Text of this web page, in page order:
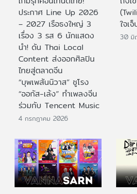
ประกาศ Line Up 2026
– 2027 เรือธงใหญ่ 3
เรื่อง 3 รส 6 นักแสดง
นำ! ดัน Thai Local
Content ส่งออกศิลปิน
ไทยสู่ตลาดจีน
“บุพเพสันนิวาส” ชูโรง
“ออกัส-เล้ง” ทำเพลงจีน
ร่วมกับ Tencent Music
4 กรกฎาคม 2026
ใจเ
30 มิ